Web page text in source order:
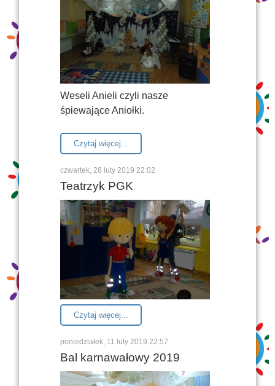
Weseli Anieli czyli nasze
śpiewające Aniołki.
Czytaj więcej...
czwartek, 28 luty 2019 22:02
Teatrzyk PGK
Czytaj więcej...
poniedziałek, 11 luty 2019 22:57
Bal karnawałowy 2019